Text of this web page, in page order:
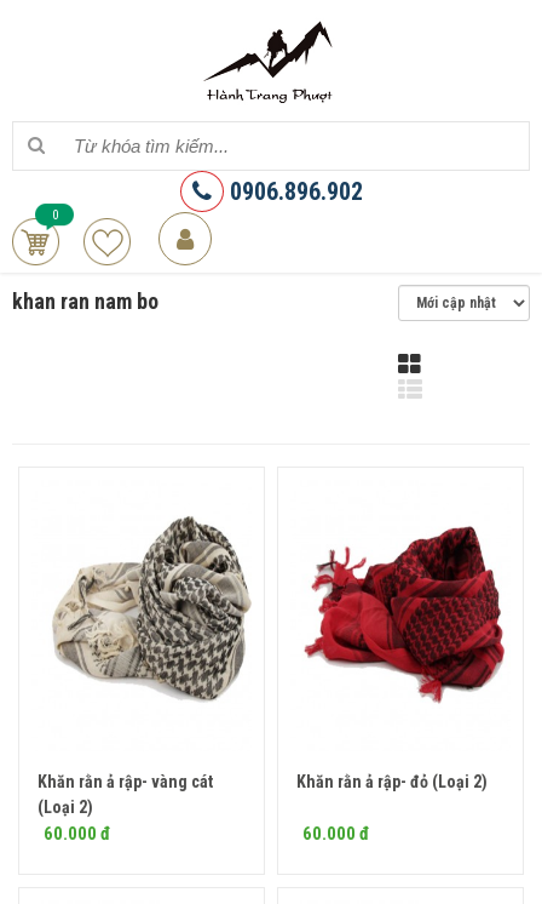
0906.896.902
0
khan ran nam bo
Mua ngay
Khăn rằn ả rập- vàng cát
(Loại 2)
60.000 đ
Mua ngay
Khăn rằn ả rập- đỏ (Loại 2)
60.000 đ